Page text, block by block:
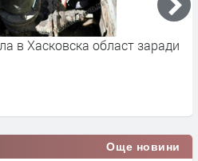
блокираха пътя през селото
фотоволтаичен парк
Още новини